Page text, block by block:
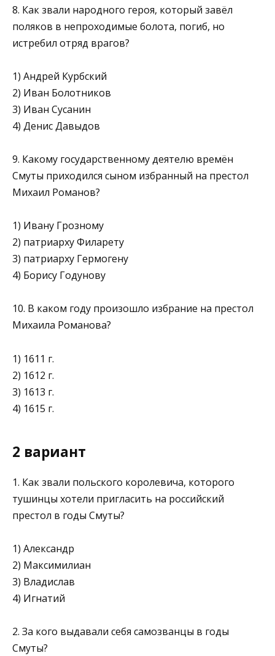
8. Как звали народного героя, который завёл
поляков в непро­ходимые болота, погиб, но
истребил отряд врагов?
1) Андрей Курбский
2) Иван Болотников
3) Иван Сусанин
4) Денис Давыдов
9. Какому государственному деятелю времён
Смуты прихо­дился сыном избранный на престол
Михаил Романов?
1) Ивану Грозному
2) патриарху Филарету
3) патриарху Гермогену
4) Борису Годунову
10. В каком году произошло избрание на престол
Михаила Ро­манова?
1) 1611 г.
2) 1612 г.
3) 1613 г.
4) 1615 г.
2 вариант
1. Как звали польского королевича, которого
тушинцы хотели пригласить на российский
престол в годы Смуты?
1) Александр
2) Максимилиан
3) Владислав
4) Игнатий
2. За кого выдавали себя самозванцы в годы
Смуты?